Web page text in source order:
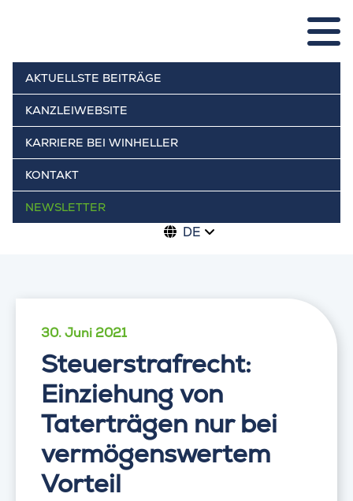
AKTUELLSTE BEITRÄGE
KANZLEIWEBSITE
KARRIERE BEI WINHELLER
KONTAKT
NEWSLETTER
DE
30. Juni 2021
Steuerstrafrecht:
Einziehung von
Taterträgen nur bei
vermögenswertem
Vorteil